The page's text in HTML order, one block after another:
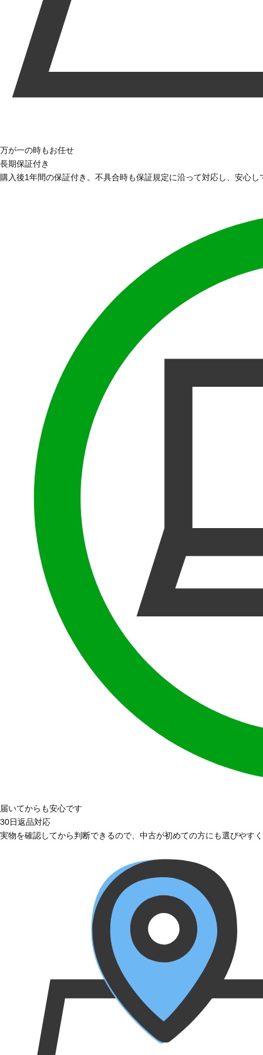
万が一の時もお任せ
長期保証付き
購入後1年間の保証付き。不具合時も保証規定に沿って対応し、安心
届いてからも安心です
30日返品対応
実物を確認してから判断できるので、中古が初めての方にも選びやす